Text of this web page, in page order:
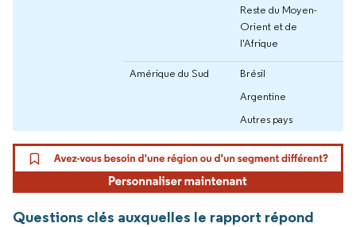
Reste du Moyen-
Orient et de
l'Afrique
Amérique du Sud
Brésil
Argentine
Autres pays
Questions clés auxquelles le rapport répond